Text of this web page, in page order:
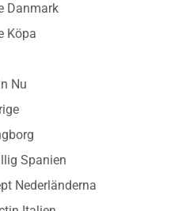
Danmark
Köpa
Nu
Spanien
Nederländerna